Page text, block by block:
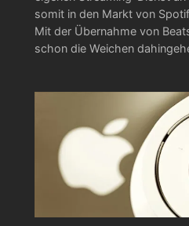
somit in den Markt von
Mit der Übernahme von
schon die Weichen